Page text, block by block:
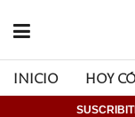
INICIO HOY